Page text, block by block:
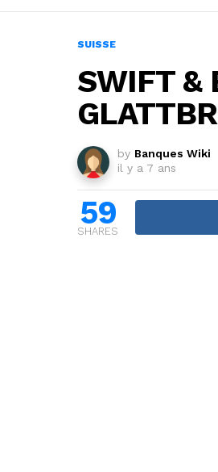
SUISSE
SWIFT &
by Banques Wiki
il y a 7 ans
59
SHARES